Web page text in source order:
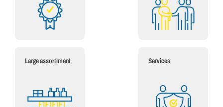
Large assortiment Services